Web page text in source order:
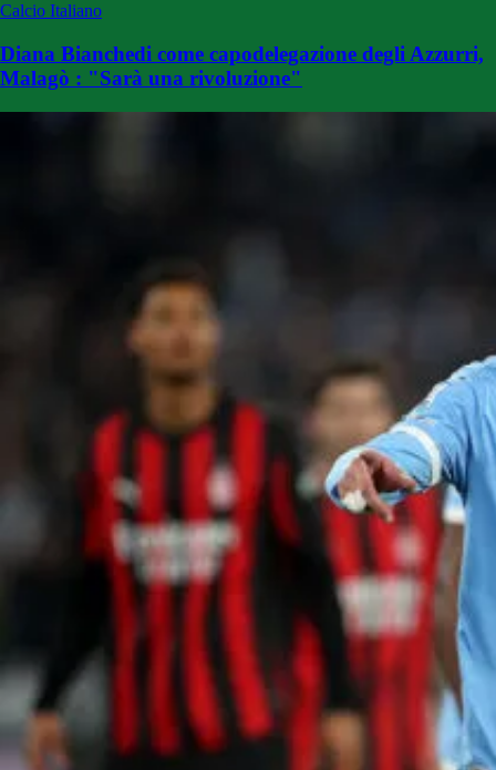
Calcio Italiano
Diana Bianchedi come capodelegazione degli Azzurri,
Malagò : "Sarà una rivoluzione"